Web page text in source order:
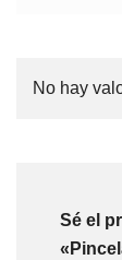
No hay
Sé el